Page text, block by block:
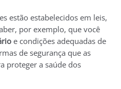
estão estabelecidos em leis,
por exemplo, que você
e condições adequadas de
de segurança que as
proteger a saúde dos